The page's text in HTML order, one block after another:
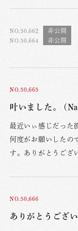
NO.50,662
NO.50,664
NO.50,665
叶いました。
最近いぃ感じだった
何度がお願いしたの
す。ありがとうござ
NO.50,666
ありがとうござ